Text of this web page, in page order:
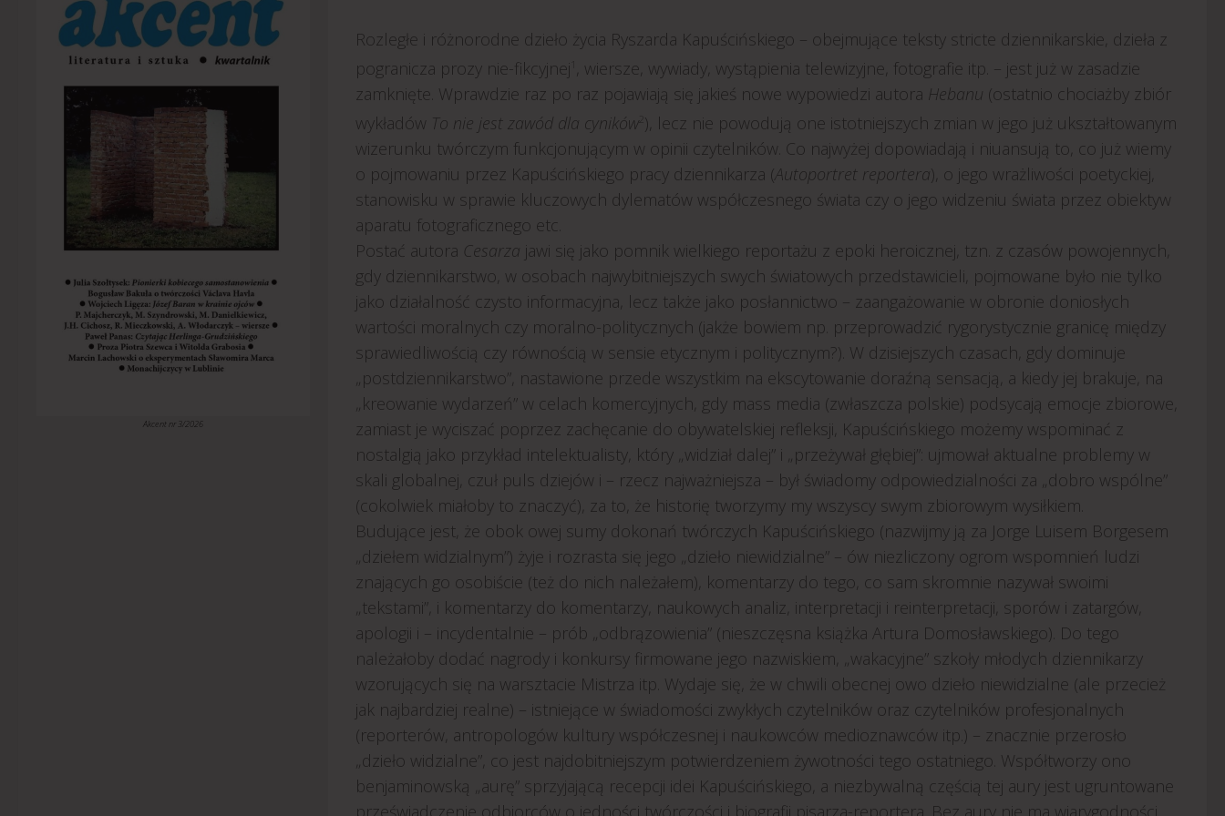
Rozległe i różnorodne dzieło życia Ryszarda Kapuścińskiego – obejmujące teksty stricte dziennikarskie, dzieła z
pogranicza prozy nie-fikcyjnej
, wiersze, wywiady, wystąpienia telewizyjne, fotografie itp. – jest już w zasadzie
zamknięte. Wprawdzie raz po raz pojawiają się jakieś nowe wypowiedzi autora Hebanu (ostatnio chociażby zbiór
wykładów To nie jest zawód dla cyników ), lecz nie powodują one istotniejszych zmian w jego już ukształtowanym
wizerunku twórczym funkcjonującym w opinii czytelników. Co najwyżej dopowiadają i niuansują to, co już wiemy
o pojmowaniu przez Kapuścińskiego pracy dziennikarza (Autoportret reportera), o jego wrażliwości poetyckiej,
stanowisku w sprawie kluczowych dylematów współczesnego świata czy o jego widzeniu świata przez obiektyw
aparatu fotograficznego etc.
Postać autora Cesarza jawi się jako pomnik wielkiego reportażu z epoki heroicznej, tzn. z czasów powojennych,
gdy dziennikarstwo, w osobach najwybitniejszych swych światowych przedstawicieli, pojmowane było nie tylko
jako działalność czysto informacyjna, lecz także jako posłannictwo – zaangażowanie w obronie doniosłych
wartości moralnych czy moralno-politycznych (jakże bowiem np. przeprowadzić rygorystycznie granicę między
sprawiedliwością czy równością w sensie etycznym i politycznym?). W dzisiejszych czasach, gdy dominuje
„postdziennikarstwo”, nastawione przede wszystkim na ekscytowanie doraźną sensacją, a kiedy jej brakuje, na
„kreowanie wydarzeń” w celach komercyjnych, gdy mass media (zwłaszcza polskie) podsycają emocje zbiorowe,
zamiast je wyciszać poprzez zachęcanie do obywatelskiej refleksji, Kapuścińskiego możemy wspominać z
nostalgią jako przykład intelektualisty, który „widział dalej” i „przeżywał głębiej”: ujmował aktualne problemy w
skali globalnej, czuł puls dziejów i – rzecz najważniejsza – był świadomy odpowiedzialności za „dobro wspólne”
(cokolwiek miałoby to znaczyć), za to, że historię tworzymy my wszyscy swym zbiorowym wysiłkiem.
Budujące jest, że obok owej sumy dokonań twórczych Kapuścińskiego (nazwijmy ją za Jorge Luisem Borgesem
„dziełem widzialnym”) żyje i rozrasta się jego „dzieło niewidzialne” – ów niezliczony ogrom wspomnień ludzi
znających go osobiście (też do nich należałem), komentarzy do tego, co sam skromnie nazywał swoimi
„tekstami”, i komentarzy do komentarzy, naukowych analiz, interpretacji i reinterpretacji, sporów i zatargów,
apologii i – incydentalnie – prób „odbrązowienia” (nieszczęsna książka Artura Domosławskiego). Do tego
należałoby dodać nagrody i konkursy firmowane jego nazwiskiem, „wakacyjne” szkoły młodych dziennikarzy
wzorujących się na warsztacie Mistrza itp. Wydaje się, że w chwili obecnej owo dzieło niewidzialne (ale przecież
jak najbardziej realne) – istniejące w świadomości zwykłych czytelników oraz czytelników profesjonalnych
(reporterów, antropologów kultury współczesnej i naukowców medioznawców itp.) – znacznie przerosło
„dzieło widzialne”, co jest najdobitniejszym potwierdzeniem żywotności tego ostatniego. Współtworzy ono
benjaminowską „aurę” sprzyjającą recepcji idei Kapuścińskiego, a niezbywalną częścią tej aury jest ugruntowane
przeświadczenie odbiorców o jedności twórczości i biografii pisarza-reportera. Bez aury nie ma wiarygodności
Akcent nr 3/2026